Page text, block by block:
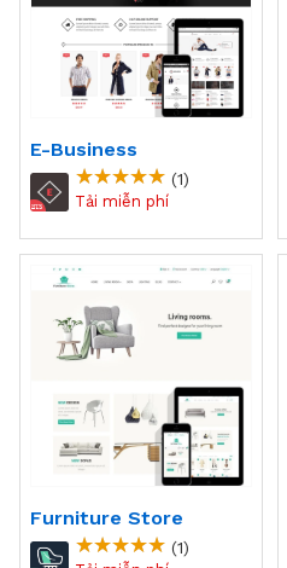
E-Business
(1)
Furniture Store
(1)